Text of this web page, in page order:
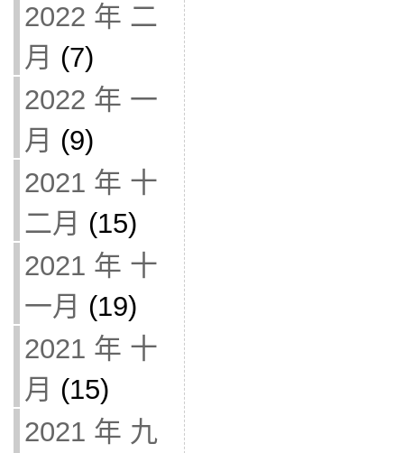
2022 年 二
月 (7)
2022 年 一
月 (9)
2021 年 十
二月 (15)
2021 年 十
一月 (19)
2021 年 十
月 (15)
2021 年 九